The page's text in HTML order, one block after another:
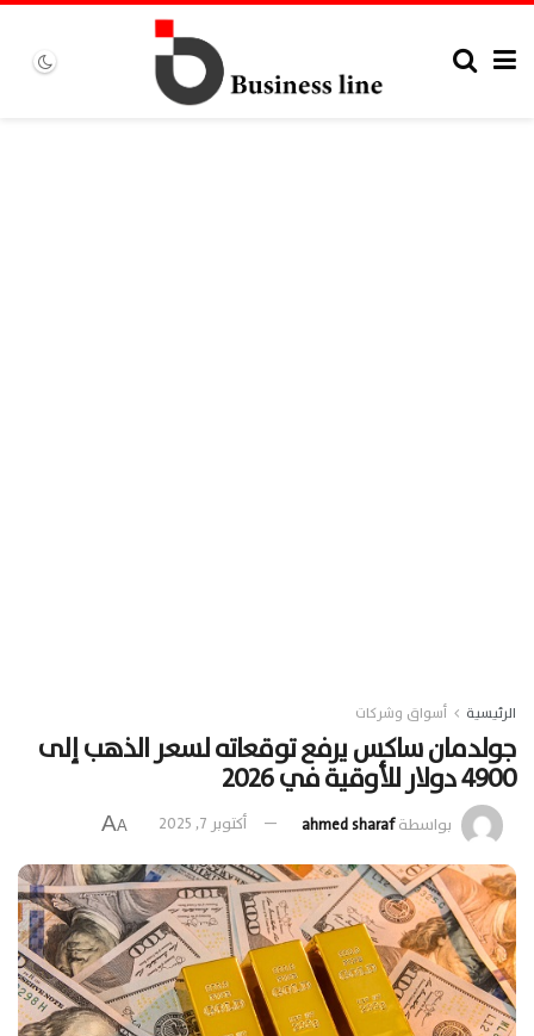
الرئيسية أسواق وشركات
جولدمان ساكس يرفع توقعاته لسعر الذهب إلى
4900 دولار للأوقية في 2026
بواسطةahmed sharaf أكتوبر 7, 2025 A
A